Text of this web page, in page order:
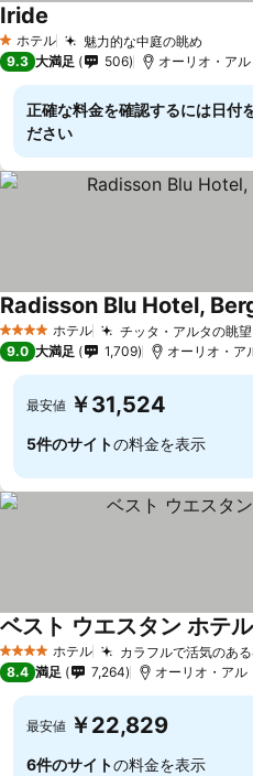
1 ホテルのランク
ホテル 魅力的な中庭の眺め
Iride
9.3 大満足 506 オーリオ・ア
正確な料金を確認するには日付
ださい
4 ホテルのランク
ホテル チッタ・アルタの眺
Radisson Blu Hotel,
9.0 大満足 1,709 オーリオ・ア
最安値 ￥31,524
5件のサイトの料金を表示
4 ホテルのランク
ホテル カラフルで活気のあ
ベスト ウエスタン ホテ
8.4 満足 7,264 オーリオ・ア
最安値 ￥22,829
6件のサイトの料金を表示